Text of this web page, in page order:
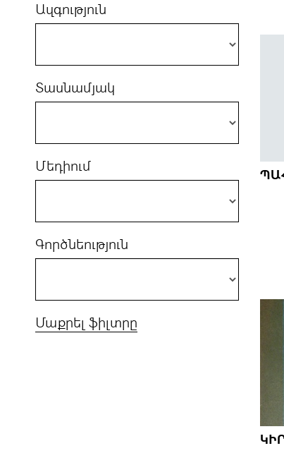
Ազգություն
Տասնամյակ
Մեդիում
Գործնեություն
Մաքրել ֆիլտրը